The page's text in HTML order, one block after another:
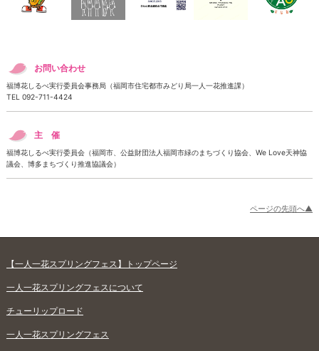
お問い合わせ
福博花しるべ実行委員会事務局（福岡市住宅都市みどり局一人一花推進課）
TEL 092-711-4424
主 催
福博花しるべ実行委員会（福岡市、公益財団法人福岡市緑のまちづくり協会、We Love天神協
議会、博多まちづくり推進協議会）
ページの先頭へ▲
【一人一花スプリングフェス】トップページ
一人一花スプリングフェスについて
チューリップロード
一人一花スプリングフェス